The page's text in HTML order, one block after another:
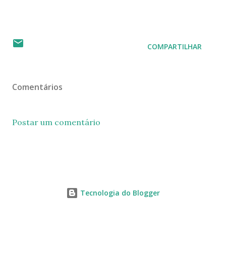
COMPARTILHAR
Comentários
Postar um comentário
Tecnologia do Blogger